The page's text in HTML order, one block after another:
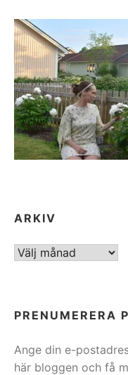
ARKIV
ARKIV
PRENUMERERA
Ange din e-
här bloggen och få